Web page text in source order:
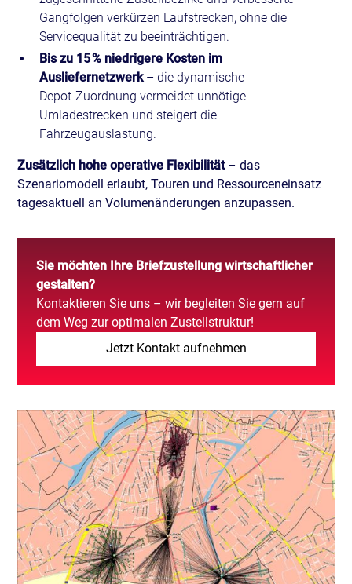
Gangfolgen verkürzen Laufstrecken, ohne die
Servicequalität zu beeinträchtigen.
Bis zu 15 % niedrigere Kosten im
Ausliefernetzwerk– die dynamische
Depot‑Zuordnung vermeidet unnötige
Umladestrecken und steigert die
Fahrzeugauslastung.
Zusätzlich hohe operative Flexibilität– das
Szenariomodell erlaubt, Touren und Ressourceneinsatz
tagesaktuell an Volumenänderungen anzupassen.
Sie möchten Ihre Briefzustellung wirtschaftlicher
gestalten?
Kontaktieren Sie uns – wir begleiten Sie gern auf
dem Weg zur optimalen Zustellstruktur!
Jetzt Kontakt aufnehmen